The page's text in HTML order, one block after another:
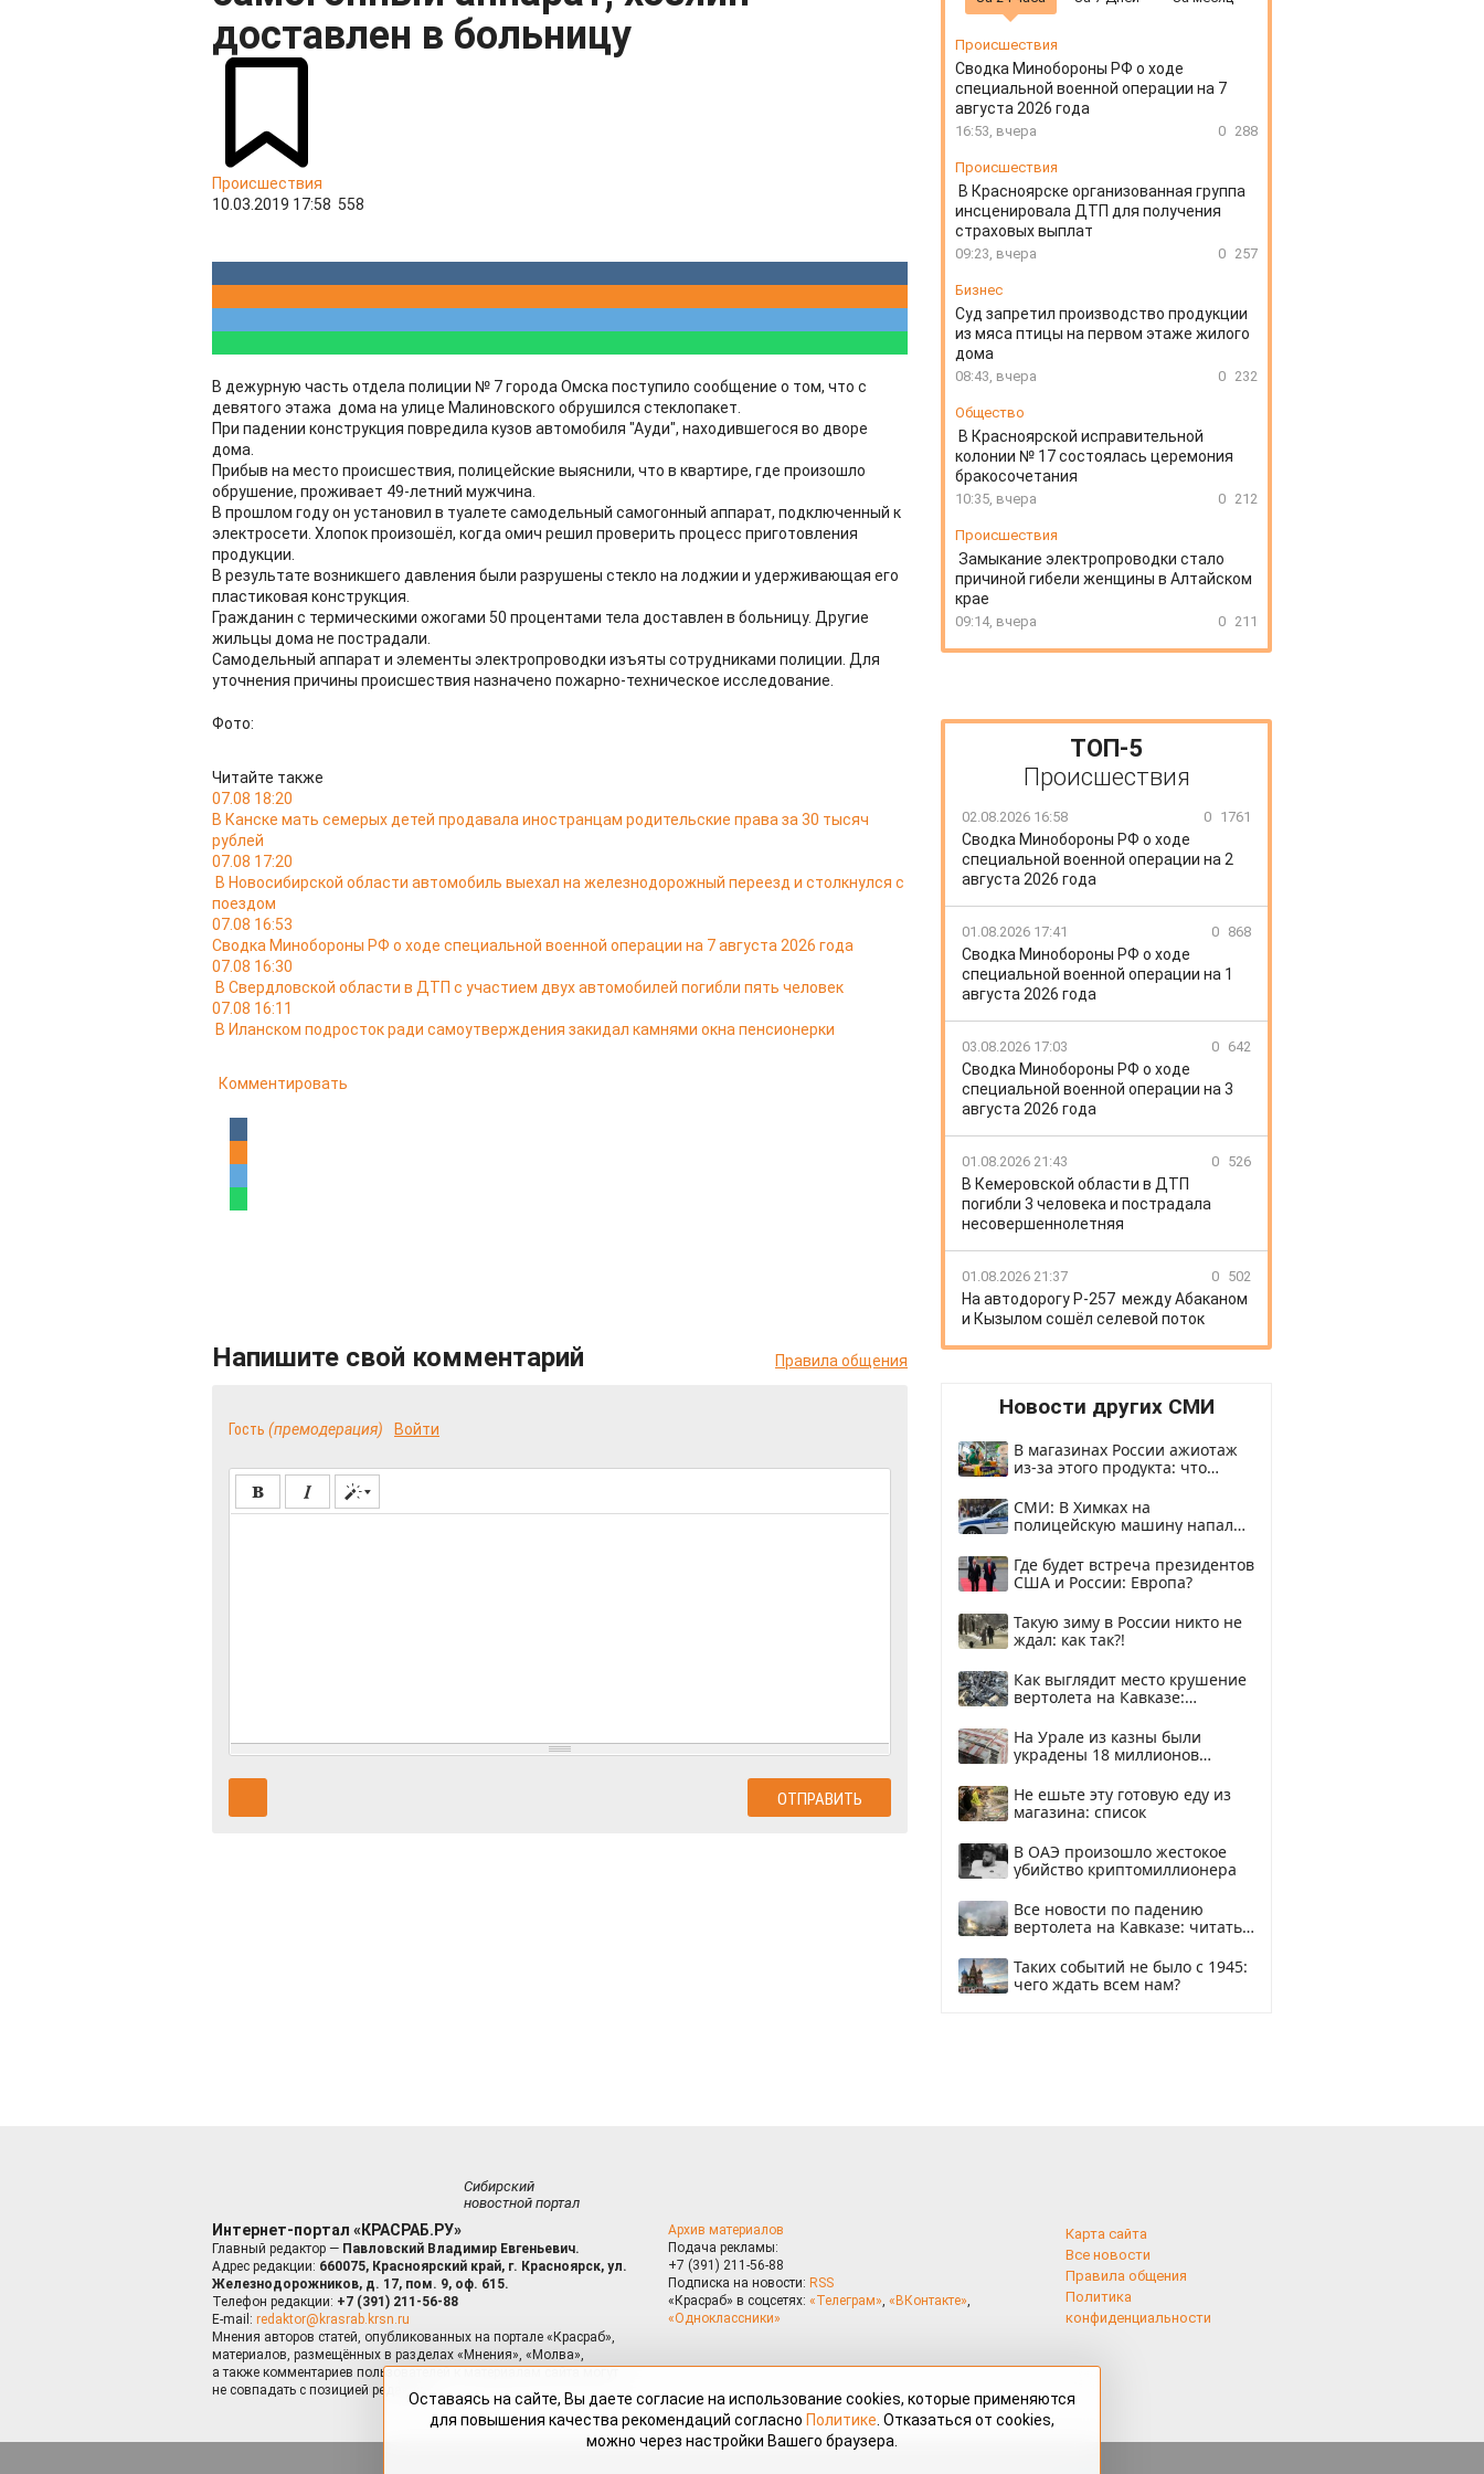
доставлен в больницу
Происшествия
10.03.2019 17:58 558
В дежурную часть отдела полиции № 7 города Омска поступило сообщение о том, что с
девятого этажа дома на улице Малиновского обрушился стеклопакет.
При падении конструкция повредила кузов автомобиля "Ауди", находившегося во дворе
дома.
Прибыв на место происшествия, полицейские выяснили, что в квартире, где произошло
обрушение, проживает 49-летний мужчина.
В прошлом году он установил в туалете самодельный самогонный аппарат, подключенный к
электросети. Хлопок произошёл, когда омич решил проверить процесс приготовления
продукции.
В результате возникшего давления были разрушены стекло на лоджии и удерживающая его
пластиковая конструкция.
Гражданин с термическими ожогами 50 процентами тела доставлен в больницу. Другие
жильцы дома не пострадали.
Самодельный аппарат и элементы электропроводки изъяты сотрудниками полиции. Для
уточнения причины происшествия назначено пожарно-техническое исследование.
Фото:
Читайте также
07.08 18:20
В Канске мать семерых детей продавала иностранцам родительские права за 30 тысяч
рублей
07.08 17:20
В Новосибирской области автомобиль выехал на железнодорожный переезд и столкнулся с
поездом
07.08 16:53
Сводка Минобороны РФ о ходе специальной военной операции на 7 августа 2026 года
07.08 16:30
В Свердловской области в ДТП с участием двух автомобилей погибли пять человек
07.08 16:11
В Иланском подросток ради самоутверждения закидал камнями окна пенсионерки
Комментировать
Напишите свой комментарий Правила общения
Гость (премодерация) Войти
Происшествия
Сводка Минобороны РФ о ходе
специальной военной операции на 7
августа 2026 года
16:53, вчера 0 288
Происшествия
В Красноярске организованная группа
инсценировала ДТП для получения
страховых выплат
09:23, вчера 0 257
Бизнес
Суд запретил производство продукции
из мяса птицы на первом этаже жилого
дома
08:43, вчера 0 232
Общество
В Красноярской исправительной
колонии № 17 состоялась церемония
бракосочетания
10:35, вчера 0 212
Происшествия
Замыкание электропроводки стало
причиной гибели женщины в Алтайском
крае
09:14, вчера 0 211
ТОП-5
Происшествия
02.08.2026 16:58 0 1761
Сводка Минобороны РФ о ходе
специальной военной операции на 2
августа 2026 года
01.08.2026 17:41 0 868
Сводка Минобороны РФ о ходе
специальной военной операции на 1
августа 2026 года
03.08.2026 17:03 0 642
Сводка Минобороны РФ о ходе
специальной военной операции на 3
августа 2026 года
01.08.2026 21:43 0 526
В Кемеровской области в ДТП
погибли 3 человека и пострадала
несовершеннолетняя
01.08.2026 21:37 0 502
На автодорогу Р-257 между Абаканом
и Кызылом сошёл селевой поток
Новости других СМИ
В магазинах России ажиотаж
из-за этого продукта: что
СМИ: В Химках на
полицейскую машину напали
Где будет встреча президентов
США и России: Европа?
Такую зиму в России никто не
ждал: как так?!
Как выглядит место крушение
вертолета на Кавказе:
На Урале из казны были
украдены 18 миллионов
Не ешьте эту готовую еду из
магазина: список
В ОАЭ произошло жестокое
убийство криптомиллионера
Все новости по падению
вертолета на Кавказе: читать
Таких событий не было с 1945:
чего ждать всем нам?
Сибирский
новостной портал
Интернет-портал «КРАСРАБ.РУ»
Главный редактор — Павловский Владимир Евгеньевич.
Адрес редакции: 660075, Красноярский край, г. Красноярск, ул.
Железнодорожников, д. 17, пом. 9, оф. 615.
Телефон редакции: +7 (391) 211-56-88
E-mail: redaktor@krasrab.krsn.ru
Мнения авторов статей, опубликованных на портале «Красраб»,
материалов, размещённых в разделах «Мнения», «Молва»,
а также комментариев пользователей к материалам сайта могут
не совпадать с позицией редакции.
Архив материалов
Подача рекламы:
+7 (391) 211-56-88
Подписка на новости: RSS
«Красраб» в соцсетях: «Телеграм», «ВКонтакте»,
«Одноклассники»
Карта сайта
Все новости
Правила общения
Политика
конфиденциальности
Оставаясь на сайте, Вы даете согласие на использование cookies, которые применяются
для повышения качества рекомендаций согласно Политике . Отказаться от cookies,
можно через настройки Вашего браузера.